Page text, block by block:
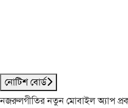
নোটিশ বোর্ড
নজরুলগীতির নতুন মোবাইল অ্যাপ